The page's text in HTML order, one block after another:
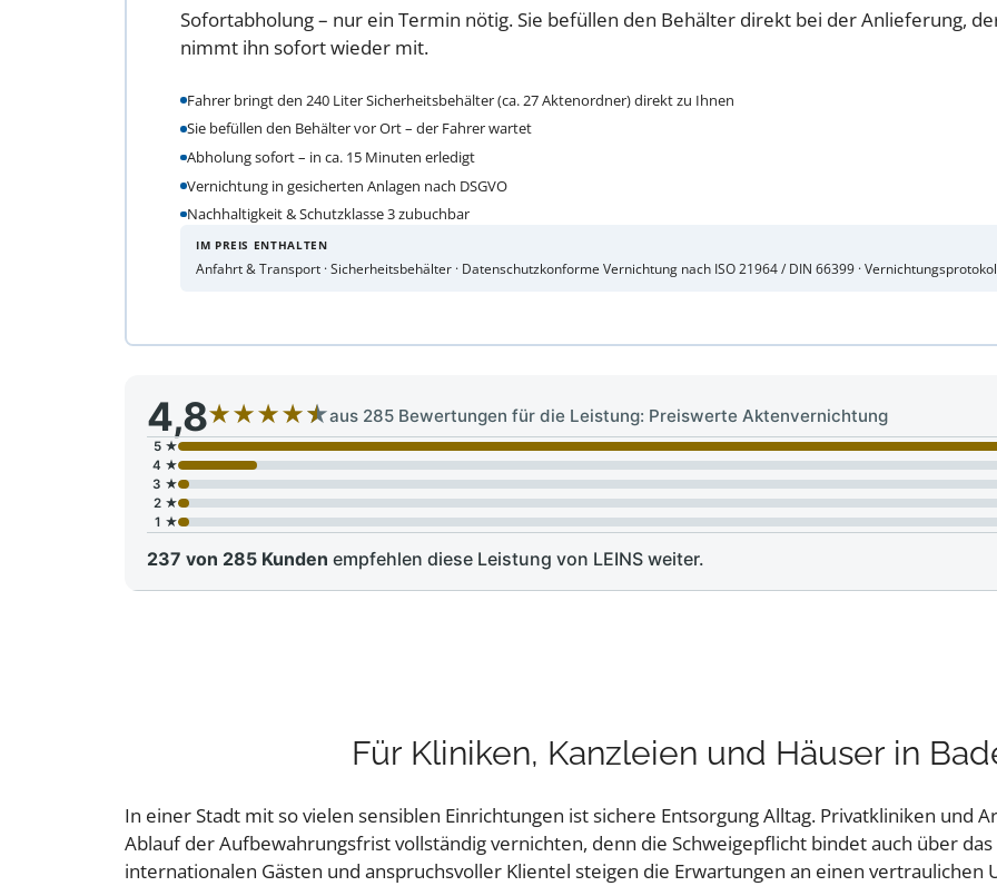
Sofortabholung – nur ein Termin nötig. Sie befüllen den Behälter direkt bei der Anlieferung,
nimmt ihn sofort wieder mit.
Fahrer bringt den 240 Liter Sicherheitsbehälter (ca. 27 Aktenordner) direkt zu Ihnen
Sie befüllen den Behälter vor Ort – der Fahrer wartet
Abholung sofort – in ca. 15 Minuten erledigt
Vernichtung in gesicherten Anlagen nach DSGVO
Nachhaltigkeit & Schutzklasse 3 zubuchbar
IM PREIS ENTHALTEN
Anfahrt & Transport · Sicherheitsbehälter · Datenschutzkonforme Vernichtung nach ISO 21964 / DIN 66399 ·
4,8★★★★★aus 285 Bewertungen für die Leistung: Preiswerte Aktenvernichtung
5 ★
4 ★
3 ★
2 ★
1 ★
237 von 285 Kunden empfehlen diese Leistung von LEINS weiter.
Für Kliniken, Kanzleien und Häuser in
In einer Stadt mit so vielen sensiblen Einrichtungen ist sichere Entsorgung Alltag. Privatkliniken und
Ablauf der Aufbewahrungsfrist vollständig vernichten, denn die Schweigepflicht bindet auch über
internationalen Gästen und anspruchsvoller Klientel steigen die Erwartungen an einen vertraulichen